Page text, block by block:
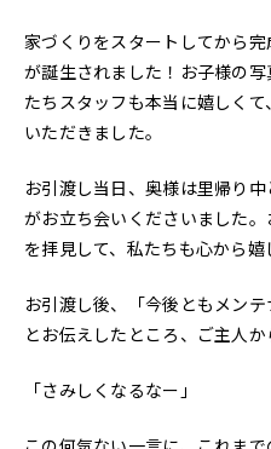
家づくりをスタートしてから
が誕生されました！お子様の
たちスタッフも本当に嬉しく
いただきました。
お引渡し当日、奥様は里帰り
がお立ち会いくださいました
を拝見して、私たちも心から嬉
お引渡し後、「今後ともメン
とお伝えしたところ、ご主人
「さみしくなるなー」